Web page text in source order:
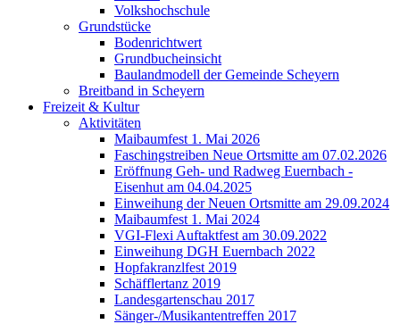
Volkshochschule
Grundstücke
Bodenrichtwert
Grundbucheinsicht
Baulandmodell der Gemeinde Scheyern
Breitband in Scheyern
Freizeit & Kultur
Aktivitäten
Maibaumfest 1. Mai 2026
Faschingstreiben Neue Ortsmitte am 07.02.2026
Eröffnung Geh- und Radweg Euernbach -
Eisenhut am 04.04.2025
Einweihung der Neuen Ortsmitte am 29.09.2024
Maibaumfest 1. Mai 2024
VGI-Flexi Auftaktfest am 30.09.2022
Einweihung DGH Euernbach 2022
Hopfakranzlfest 2019
Schäfflertanz 2019
Landesgartenschau 2017
Sänger-/Musikantentreffen 2017